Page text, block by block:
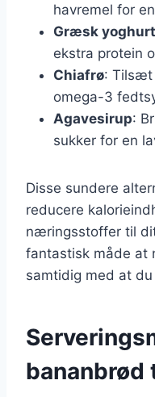
havremel for
Græsk yoghurt
ekstra protein
Chiafrø: Tilsæt
omega-3
Agavesirup:
sukker for en
Disse sundere
reducere
næringsstoffer til
fantastisk måde at
samtidig med at
bananbrød